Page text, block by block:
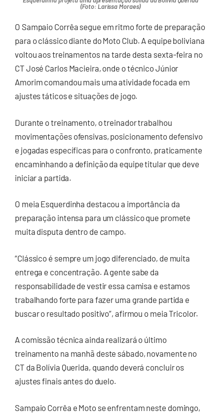
(Foto: Larissa Moraes)
O Sampaio Corrêa segue em ritmo forte de preparação
para o clássico diante doMoto Club. A equipe boliviana
voltou aos treinamentos na tarde desta sexta-feira no
CT José Carlos Macieira, onde o técnico Júnior
Amorim comandou mais uma atividade focada em
ajustes táticos e situações de jogo.
Durante o treinamento, o treinador trabalhou
movimentações ofensivas, posicionamento defensivo
e jogadas específicas para o confronto, praticamente
encaminhando a definição da equipe titular que deve
iniciar a partida.
O meia Esquerdinha destacou a importância da
preparação intensa para um clássico que promete
muita disputa dentro de campo.
“Clássico é sempre um jogo diferenciado, de muita
entrega e concentração. A gente sabe da
responsabilidade de vestir essa camisa e estamos
trabalhando forte para fazer uma grande partida e
buscar o resultado positivo”, afirmou o meia Tricolor.
A comissão técnica ainda realizará o último
treinamento na manhã deste sábado, novamente no
CT da Bolívia Querida, quando deverá concluir os
ajustes finais antes do duelo.
Sampaio Corrêa e Moto se enfrentam neste domingo,